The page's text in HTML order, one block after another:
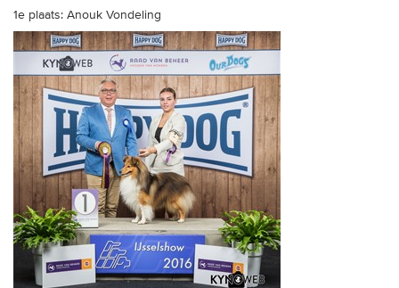
1e plaats: Anouk Vondeling